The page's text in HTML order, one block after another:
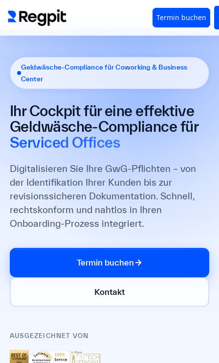
Geldwäsche-Compliance für Coworking & Business
Center
Ihr Cockpit für eine effektive
Geldwäsche-Compliance für
Coworking-Spaces
Business Center
Virtual Offices
Serviced Offices
Digitalisieren Sie Ihre GwG-Pflichten – von
der Identifikation Ihrer Kunden bis zur
revisionssicheren Dokumentation. Schnell,
rechtskonform und nahtlos in Ihren
Onboarding-Prozess integriert.
Termin buchen
Kontakt
AUSGEZEICHNET VON